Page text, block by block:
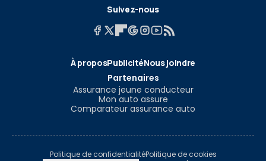
Suivez-nous
À proposPublicitéNous joindre
Partenaires
Assurance jeune conducteur
Mon auto assure
Comparateur assurance auto
Politique de confidentialitéPolitique de cookies